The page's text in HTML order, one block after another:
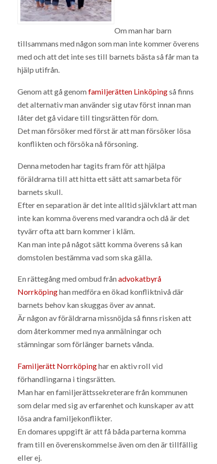
Om man har barn
tillsammans med någon som man inte kommer överens
med och att det inte ses till barnets bästa så får man ta
hjälp utifrån.
Genom att gå genomfamiljerätten Linköpingså finns
det alternativ man använder sig utav först innan man
låter det gå vidare till tingsrätten för dom.
Det man försöker med först är att man försöker lösa
konflikten och försöka nå försoning.
Denna metoden har tagits fram för att hjälpa
föräldrarna till att hitta ett sätt att samarbeta för
barnets skull.
Efter en separation är det inte alltid självklart att man
inte kan komma överens med varandra och då är det
tyvärr ofta att barn kommer i kläm.
Kan man inte på något sätt komma överens så kan
domstolen bestämma vad som ska gälla.
En rättegång med ombud frånadvokatbyrå
Norrköpinghan medföra en ökad konfliktnivå där
barnets behov kan skuggas över av annat.
Är någon av föräldrarna missnöjda så finns risken att
dom återkommer med nya anmälningar och
stämningar som förlänger barnets vånda.
Familjerätt Norrköpinghar en aktiv roll vid
förhandlingarna i tingsrätten.
Man har en familjerättssekreterare från kommunen
som delar med sig av erfarenhet och kunskaper av att
lösa andra familjekonflikter.
En domares uppgift är att få båda parterna komma
fram till en överenskommelse även om den är tillfällig
eller ej.